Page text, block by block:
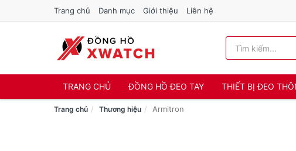
Trang chủ Danh mục Giới thiệu Liên hệ
TRANG CHỦ ĐỒNG HỒ ĐEO TAY THIẾT BỊ ĐEO
Trang chủ Thương hiệu Armitron